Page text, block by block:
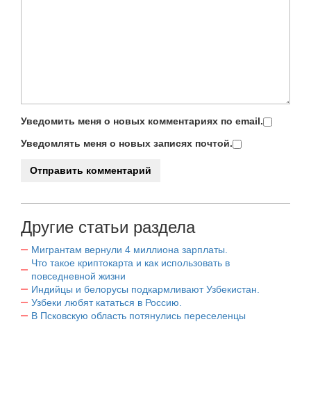
Уведомить меня о новых комментариях по email.
Уведомлять меня о новых записях почтой.
Другие статьи раздела
Мигрантам вернули 4 миллиона зарплаты.
Что такое криптокарта и как использовать в
повседневной жизни
Индийцы и белорусы подкармливают Узбекистан.
Узбеки любят кататься в Россию.
В Псковскую область потянулись переселенцы